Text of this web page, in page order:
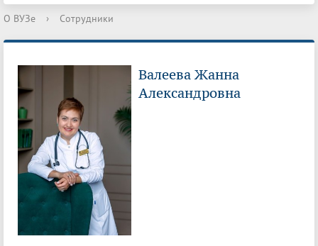
О ВУЗе › Сотрудники
Валеева Жанна
Александровна